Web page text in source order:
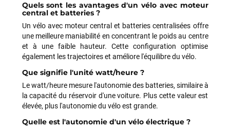
Quels sont les avantages d'un vélo avec moteur
central et batteries ?
Un vélo avec moteur central et batteries centralisées offre
une meilleure maniabilité en concentrant le poids au centre
et à une faible hauteur. Cette configuration optimise
également les trajectoires et améliore l'équilibre du vélo.
Que signifie l'unité watt/heure ?
Le watt/heure mesure l'autonomie des batteries, similaire à
la capacité du réservoir d'une voiture. Plus cette valeur est
élevée, plus l'autonomie du vélo est grande.
Quelle est l'autonomie d'un vélo électrique ?